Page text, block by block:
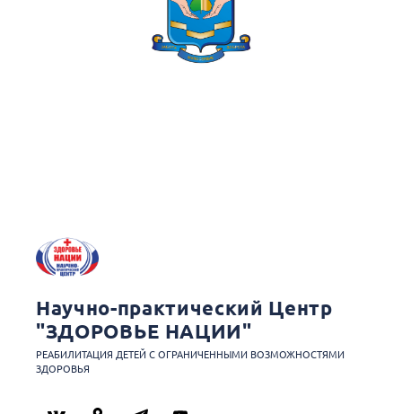
Научно-практический Центр
"ЗДОРОВЬЕ НАЦИИ"
РЕАБИЛИТАЦИЯ ДЕТЕЙ С ОГРАНИЧЕННЫМИ ВОЗМОЖНОСТЯМИ
ЗДОРОВЬЯ